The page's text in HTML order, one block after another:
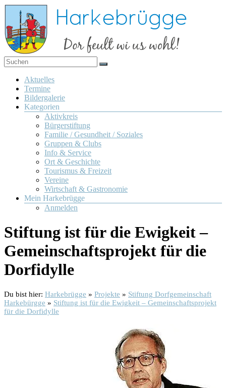
Zum
Inhalt
springen
Harkebrügge
Dor
feult
wi us
wohl!
Menü
Aktuelles
Termine
Bildergalerie
Kategorien
Aktivkreis
Bürgerstiftung
Familie / Gesundheit / Soziales
Gruppen & Clubs
Info & Service
Ort & Geschichte
Tourismus & Freizeit
Vereine
Wirtschaft & Gastronomie
Mein Harkebrügge
Anmelden
Stiftung ist für die Ewigkeit –
Gemeinschaftsprojekt für die
Dorfidylle
Du bist hier: Harkebrügge » Projekte » Stiftung Dorfgemeinschaft
Harkebürgge » Stiftung ist für die Ewigkeit – Gemeinschaftsprojekt
für die Dorfidylle